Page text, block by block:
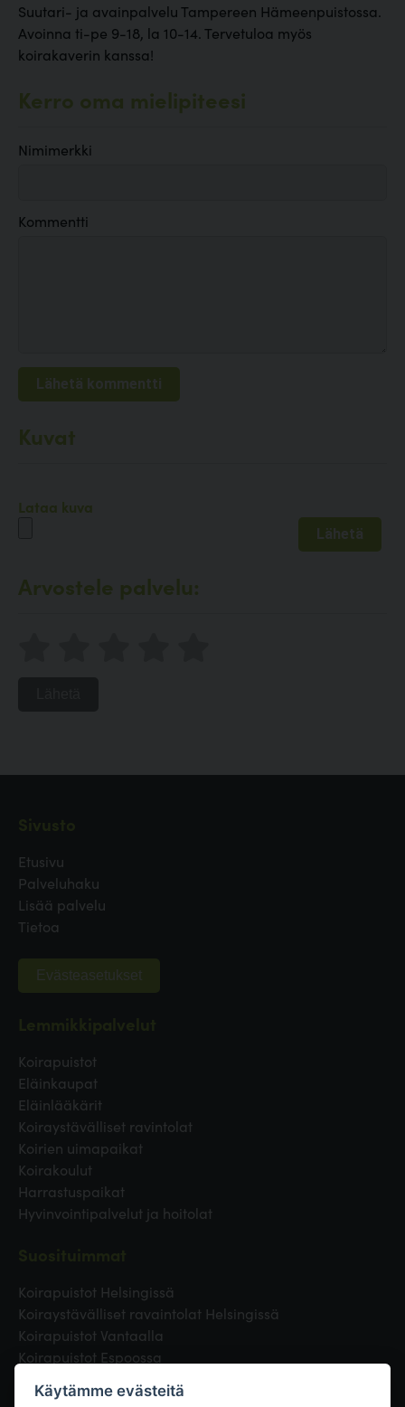
Suutari- ja avainpalvelu Tampereen Hämeenpuistossa.
Avoinna ti-pe 9-18, la 10-14. Tervetuloa myös
koirakaverin kanssa!
Kerro oma mielipiteesi
Nimimerkki
Kommentti
Kuvat
Lataa kuva
Arvostele palvelu:
Etusivu
Palveluhaku
Lisää palvelu
Tietoa
Evästeasetukset
Koirapuistot
Eläinkaupat
Eläinlääkärit
Koiraystävälliset ravintolat
Koirien uimapaikat
Koirakoulut
Harrastuspaikat
Hyvinvointipalvelut ja hoitolat
Koirapuistot Helsingissä
Koiraystävälliset ravaintolat Helsingissä
Koirapuistot Vantaalla
Koirapuistot Espoossa
Eläinlääkäri Helsingissä
Käytämme evästeitä